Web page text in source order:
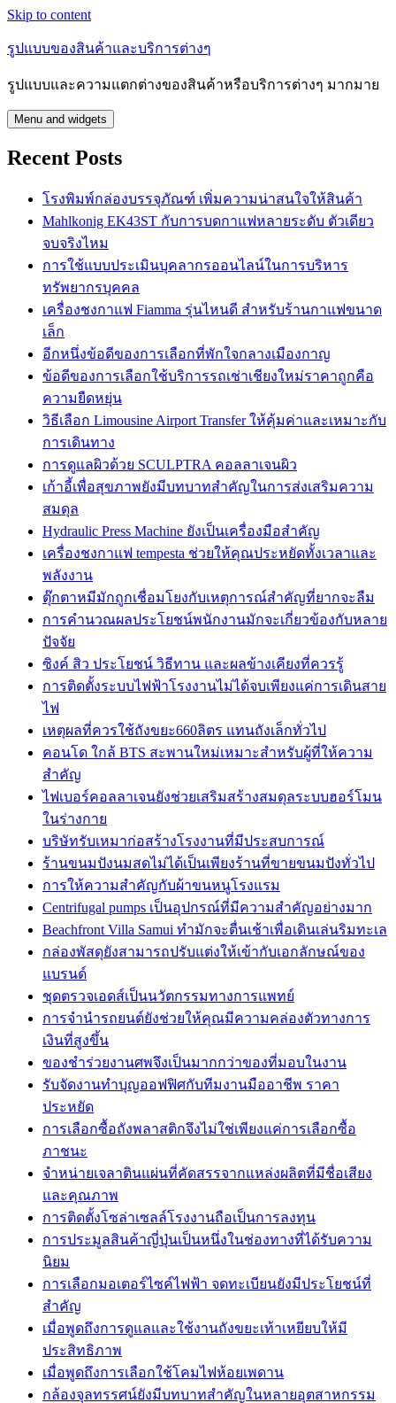
Skip to content
รูปแบบของสินค้าและบริการต่างๆ
รูปแบบและความแตกต่างของสินค้าหรือบริการต่างๆ มากมาย
Menu and widgets
Recent Posts
โรงพิมพ์กล่องบรรจุภัณฑ์ เพิ่มความน่าสนใจให้สินค้า
Mahlkonig EK43ST กับการบดกาแฟหลายระดับ ตัวเดียว
จบจริงไหม
การใช้แบบประเมินบุคลากรออนไลน์ในการบริหาร
ทรัพยากรบุคคล
เครื่องชงกาแฟ Fiamma รุ่นไหนดี สำหรับร้านกาแฟขนาด
เล็ก
อีกหนึ่งข้อดีของการเลือกที่พักใจกลางเมืองกาญ
ข้อดีของการเลือกใช้บริการรถเช่าเชียงใหม่ราคาถูกคือ
ความยืดหยุ่น
วิธีเลือก Limousine Airport Transfer ให้คุ้มค่าและเหมาะกับ
การเดินทาง
การดูแลผิวด้วย SCULPTRA คอลลาเจนผิว
เก้าอี้เพื่อสุขภาพยังมีบทบาทสำคัญในการส่งเสริมความ
สมดุล
Hydraulic Press Machine ยังเป็นเครื่องมือสำคัญ
เครื่องชงกาแฟ tempesta ช่วยให้คุณประหยัดทั้งเวลาและ
พลังงาน
ตุ๊กตาหมีมักถูกเชื่อมโยงกับเหตุการณ์สำคัญที่ยากจะลืม
การคำนวณผลประโยชน์พนักงานมักจะเกี่ยวข้องกับหลาย
ปัจจัย
ซิงค์ สิว ประโยชน์ วิธีทาน และผลข้างเคียงที่ควรรู้
การติดตั้งระบบไฟฟ้าโรงงานไม่ได้จบเพียงแค่การเดินสาย
ไฟ
เหตุผลที่ควรใช้ถังขยะ660ลิตร แทนถังเล็กทั่วไป
คอนโด ใกล้ BTS สะพานใหม่เหมาะสำหรับผู้ที่ให้ความ
สำคัญ
ไฟเบอร์คอลลาเจนยังช่วยเสริมสร้างสมดุลระบบฮอร์โมน
ในร่างกาย
บริษัทรับเหมาก่อสร้างโรงงานที่มีประสบการณ์
ร้านขนมปังนมสดไม่ได้เป็นเพียงร้านที่ขายขนมปังทั่วไป
การให้ความสำคัญกับผ้าขนหนูโรงแรม
Centrifugal pumps เป็นอุปกรณ์ที่มีความสำคัญอย่างมาก
Beachfront Villa Samui ทำมักจะตื่นเช้าเพื่อเดินเล่นริมทะเล
กล่องพัสดุยังสามารถปรับแต่งให้เข้ากับเอกลักษณ์ของ
แบรนด์
ชุดตรวจเอดส์เป็นนวัตกรรมทางการแพทย์
การจำนำรถยนต์ยังช่วยให้คุณมีความคล่องตัวทางการ
เงินที่สูงขึ้น
ของชำร่วยงานศพจึงเป็นมากกว่าของที่มอบในงาน
รับจัดงานทำบุญออฟฟิศกับทีมงานมืออาชีพ ราคา
ประหยัด
การเลือกซื้อถังพลาสติกจึงไม่ใช่เพียงแค่การเลือกซื้อ
ภาชนะ
จำหน่ายเจลาตินแผ่นที่คัดสรรจากแหล่งผลิตที่มีชื่อเสียง
และคุณภาพ
การติดตั้งโซล่าเซลล์โรงงานถือเป็นการลงทุน
การประมูลสินค้าญี่ปุ่นเป็นหนึ่งในช่องทางที่ได้รับความ
นิยม
การเลือกมอเตอร์ไซค์ไฟฟ้า จดทะเบียนยังมีประโยชน์ที่
สำคัญ
เมื่อพูดถึงการดูแลและใช้งานถังขยะเท้าเหยียบให้มี
ประสิทธิภาพ
เมื่อพูดถึงการเลือกใช้โคมไฟห้อยเพดาน
กล้องจุลทรรศน์ยังมีบทบาทสำคัญในหลายอุตสาหกรรม